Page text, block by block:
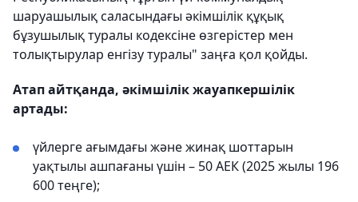
шаруашылық саласындағы әкімшілік құқық
бұзушылық туралы кодексіне өзгерістер мен
толықтырулар енгізу туралы" заңға қол қойды.
Атап айтқанда, әкімшілік жауапкершілік
артады:
үйлерге ағымдағы және жинақ шоттарын
уақтылы ашпағаны үшін – 50 АЕК (2025 жылы 196
600 теңге);